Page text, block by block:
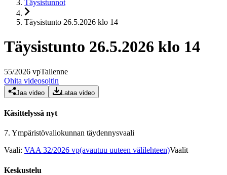
Täysistunnot
Täysistunto 26.5.2026 klo 14
Täysistunto 26.5.2026 klo 14
55/2026 vpTallenne
Ohita videosoitin
Jaa video Lataa video
Käsittelyssä nyt
7. Ympäristövaliokunnan täydennysvaali
Vaali: VAA 32/2026 vp(avautuu uuteen välilehteen)Vaalit
Keskustelu